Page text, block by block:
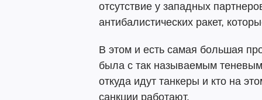
отсутствие у западных
антибалистических ракет,
В этом и есть самая большая
была с так называемым
откуда идут танкеры и кто на
санкции работают.